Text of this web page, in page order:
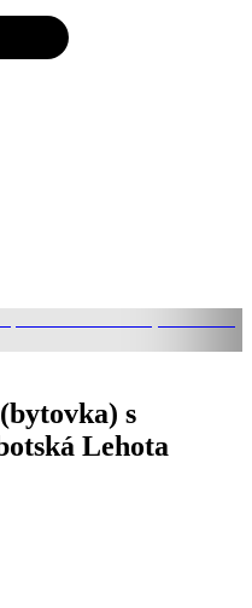
s
Lehota